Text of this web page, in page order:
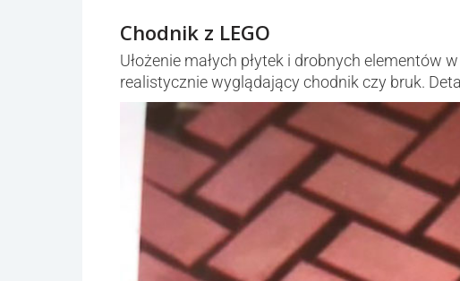
Chodnik z LEGO
Ułożenie małych płytek i drobnych elementów
realistycznie wyglądający chodnik czy bruk.